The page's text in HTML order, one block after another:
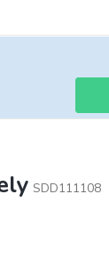
SDD111108